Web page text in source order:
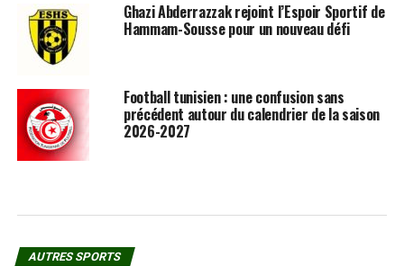
Ghazi Abderrazzak rejoint l’Espoir Sportif de
Hammam-Sousse pour un nouveau défi
Football tunisien : une confusion sans
précédent autour du calendrier de la saison
2026-2027
AUTRES SPORTS